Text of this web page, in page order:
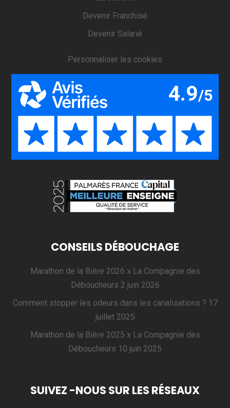
Devenir Franchisé
Devenir Salarié
Personnaliser les cookies
CONSEILS DÉBOUCHAGE
Marathon de la Bière 2026 x La Compagnie des
Déboucheurs 2 juin 2026
Comment stopper les odeurs dans les canalisations ? 17
juillet 2025
Marathon de la Bière 2025 x La Compagnie des
Déboucheurs 10 juin 2025
SUIVEZ -NOUS SUR LES RÉSEAUX